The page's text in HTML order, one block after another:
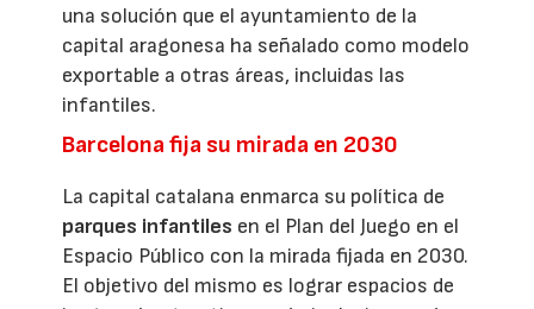
una solución que el ayuntamiento de la
capital aragonesa ha señalado como modelo
exportable a otras áreas, incluidas las
infantiles.
Barcelona fija su mirada en 2030
La capital catalana enmarca su política de
parques infantiles en el Plan del Juego en el
Espacio Público con la mirada fijada en 2030.
El objetivo del mismo es lograr espacios de